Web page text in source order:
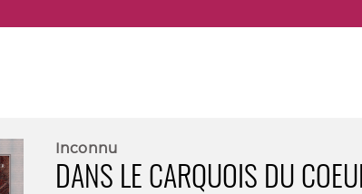
Inconnu
DANS LE CARQUOIS DU